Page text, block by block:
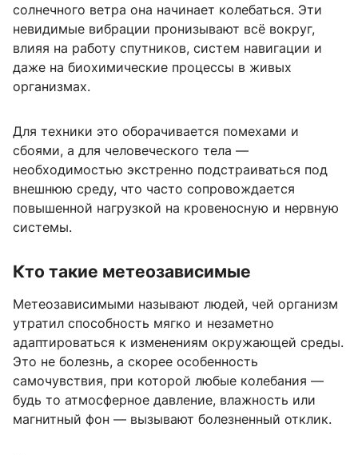
солнечного ветра она начинает колебаться. Эти
невидимые вибрации пронизывают всё вокруг,
влияя на работу спутников, систем навигации и
даже на биохимические процессы в живых
организмах.
Для техники это оборачивается помехами и
сбоями, а для человеческого тела —
необходимостью экстренно подстраиваться под
внешнюю среду, что часто сопровождается
повышенной нагрузкой на кровеносную и нервную
системы.
Кто такие метеозависимые
Метеозависимыми называют людей, чей организм
утратил способность мягко и незаметно
адаптироваться к изменениям окружающей среды.
Это не болезнь, а скорее особенность
самочувствия, при которой любые колебания —
будь то атмосферное давление, влажность или
магнитный фон — вызывают болезненный отклик.